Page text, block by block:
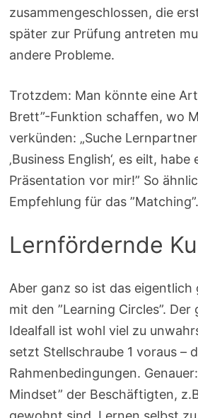
zusammengeschlossen, die
später zur Prüfung antreten
andere Probleme.
Trotzdem: Man könnte eine
Brett”-Funktion schaffen, wo
verkünden: „Suche
‚Business English‘, es eilt,
Präsentation vor mir!” So
Empfehlung für das ”Matching”.
Lernfördernde
Aber ganz so ist das
mit den ”Learning Circles”.
Idealfall ist wohl viel zu
setzt Stellschraube 1 voraus –
Rahmenbedingungen.
Mindset” der Beschäftigten,